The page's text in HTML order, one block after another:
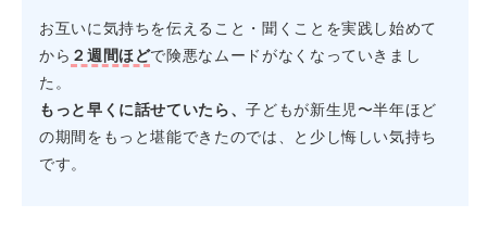
お互いに気持ちを伝えること・聞くことを実践し始めて
から ２週間ほどで険悪なムードがなくなっていきまし
た。
もっと早くに話せていたら、子どもが新生児〜半年ほど
の期間をもっと堪能できたのでは、と少し悔しい気持ち
です。